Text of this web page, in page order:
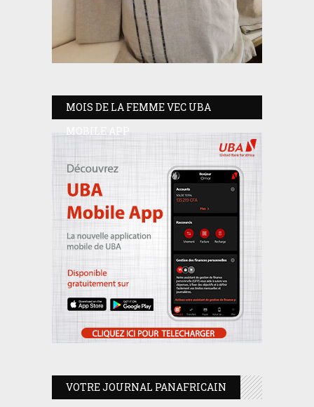
MOIS DE LA FEMME VEC UBA
MOBILE APP
VOTRE JOURNAL PANAFRICAIN